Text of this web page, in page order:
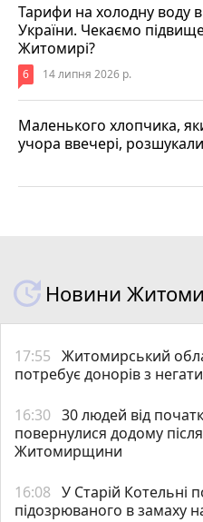
Тарифи на холодну воду в
України. Чекаємо
Житомирі?
6 14 липня 2026 р.
Маленького хлопчика,
учора ввечері, розшукали
Новини
17:55 Житомирський
потребує донорів з
16:30 30 людей від
повернулися додому
Житомирщини
16:08 У Старій Котельні
підозрюваного в замаху